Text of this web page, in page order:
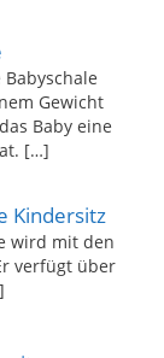
Babyschale
Gewicht
Baby eine
[…]
Kindersitz
wird mit den
verfügt über